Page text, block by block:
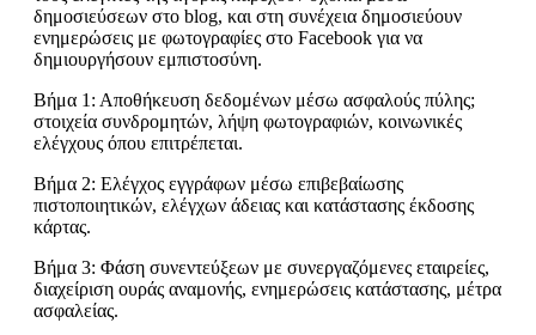
δημοσιεύσεων στο blog, και στη συνέχεια δημοσιεύουν
ενημερώσεις με φωτογραφίες στο Facebook για να
δημιουργήσουν εμπιστοσύνη.
Βήμα 1: Αποθήκευση δεδομένων μέσω ασφαλούς πύλης;
στοιχεία συνδρομητών, λήψη φωτογραφιών, κοινωνικές
ελέγχους όπου επιτρέπεται.
Βήμα 2: Ελέγχος εγγράφων μέσω επιβεβαίωσης
πιστοποιητικών, ελέγχων άδειας και κατάστασης έκδοσης
κάρτας.
Βήμα 3: Φάση συνεντεύξεων με συνεργαζόμενες εταιρείες,
διαχείριση ουράς αναμονής, ενημερώσεις κατάστασης, μέτρα
ασφαλείας.